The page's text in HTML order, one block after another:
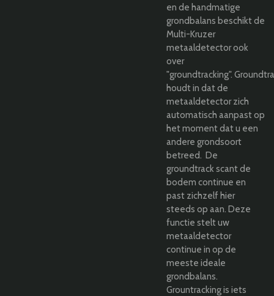
en de handmatige
grondbalans beschikt de
Multi-Kruzer
metaaldetector ook
over
"groundtracking".
houdt in dat de
metaaldetector zich
automatisch aanpast op
het moment dat u een
andere grondsoort
betreed. De
groundtrack scant de
bodem continue en
past zichzelf hier
steeds op aan. Deze
functie stelt uw
metaaldetector
continue in op de
meeste ideale
grondbalans.
Grountracking is iets